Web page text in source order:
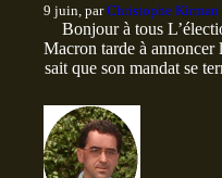
9 juin, parChristophe Kirman
Bonjour à tous
Macron tarde à annoncer
sait que son mandat se